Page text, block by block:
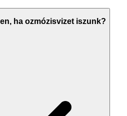
ha ozmózisvizet iszunk?